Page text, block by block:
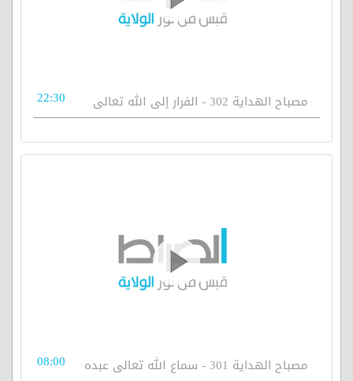
مصباح الهداية 302 - الفرار إلى الله تعالى 22:30
مصباح الهداية 301 - سماع الله تعالى عبده 08:00